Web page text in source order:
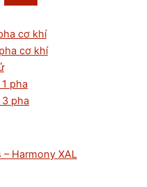
cơ khí
cơ khí
pha
pha
Harmony XAL